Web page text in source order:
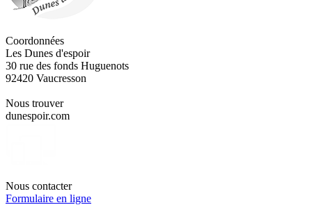
Coordonnées
Les Dunes d'espoir
30 rue des fonds Huguenots
92420 Vaucresson
Nous trouver
dunespoir.com
Nous contacter
Formulaire en ligne